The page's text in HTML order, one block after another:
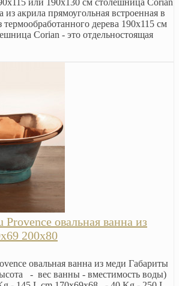
или 190х130 см столешница Corian
акрила прямоугольная встроенная в
дерева 190х115 см
Corian - это отдельностоящая
овальная ванна из
200x80
овальная ванна из меди Габариты
- вес ванны - вместимость воды)